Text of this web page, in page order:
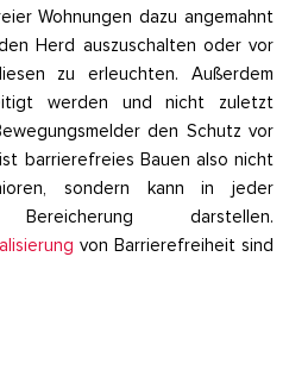
Wohnungen dazu angemahnt
Herd auszuschalten oder vor
zu erleuchten. Außerdem
werden und nicht zuletzt
den Schutz vor
barrierefreies Bauen also nicht
sondern kann in jeder
darstellen.
von Barrierefreiheit sind